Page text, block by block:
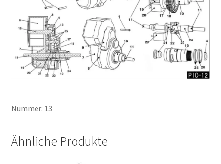
Nummer: 13
Ähnliche Produkte